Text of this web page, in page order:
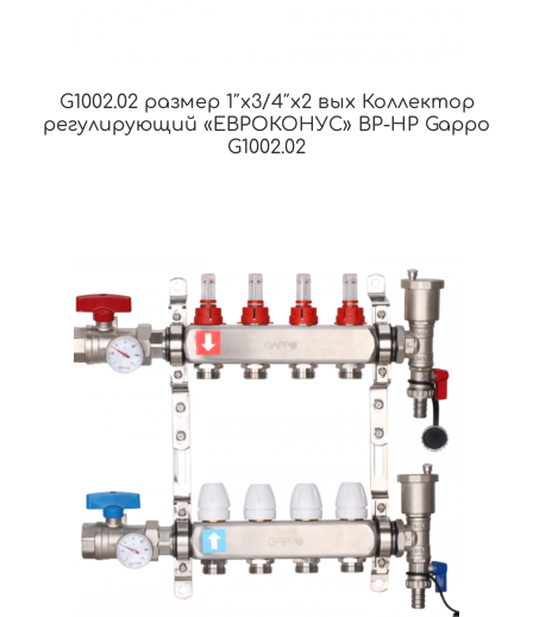
G1002.02 размер 1″x3/4″x2 вых Коллектор
регулирующий «ЕВРОКОНУС» ВР-НР Gappo
G1002.02